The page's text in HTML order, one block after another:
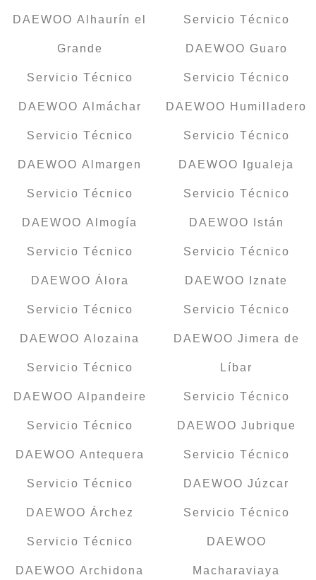
DAEWOO Alhaurín el
Grande
Servicio Técnico
DAEWOO Almáchar
Servicio Técnico
DAEWOO Almargen
Servicio Técnico
DAEWOO Almogía
Servicio Técnico
DAEWOO Álora
Servicio Técnico
DAEWOO Alozaina
Servicio Técnico
DAEWOO Alpandeire
Servicio Técnico
DAEWOO Antequera
Servicio Técnico
DAEWOO Árchez
Servicio Técnico
DAEWOO Archidona
Servicio Técnico
DAEWOO Guaro
Servicio Técnico
DAEWOO Humilladero
Servicio Técnico
DAEWOO Igualeja
Servicio Técnico
DAEWOO Istán
Servicio Técnico
DAEWOO Iznate
Servicio Técnico
DAEWOO Jimera de
Líbar
Servicio Técnico
DAEWOO Jubrique
Servicio Técnico
DAEWOO Júzcar
Servicio Técnico
DAEWOO
Macharaviaya